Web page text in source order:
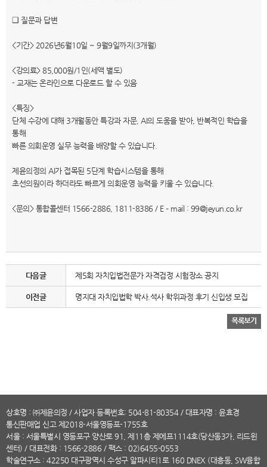
❑ 질문과 답변
<기간> 2026년6월10일 ~ 9월9일까지(3개월)
<강의료> 85,000원/1인(세액 별도)
- 교재는 온라인으로 다운로드 할 수 있음
<특징>
단체 수강에 대해 3개월동안 특강과 자문, AI의 도움을 받아, 반복적인 학습을
통해
빠른 의회운영 실무 능력을 배양할 수 있습니다.
제윤의정의 AI가 접목된 5단계 학습시스템을 통해
초선의원이라 하더라도 빠르게 의회운영 능력을 키울 수 있습니다.
<문의> 통합콜센터 1566-2886, 1811-8386 / E – mail : 99@jeyun.co.kr
다음글 제5회 자치입법전문가 자격검정 시험장소 공지
이전글 명지대 자치입법학 박사.석사 학위과정 후기 신입생 모집
상호명 : ㈜제윤의정 / 사업자 등록번호: 504-81-80354 / 대표자명 : 윤효경
통신판매업 신고 제2018-서울영등포-1755호
서울 : 서울특별시 영등포구 양산로 91, 제11층 제에프1114호(당산동3가, 리드윈
센터) / 대표전화: 1566-2886 / 팩스 : 02)6455-0553
학술연구소 : 42250 대구광역시 수성구 알파시티1로 160 DNEX (대흥동, SW융합